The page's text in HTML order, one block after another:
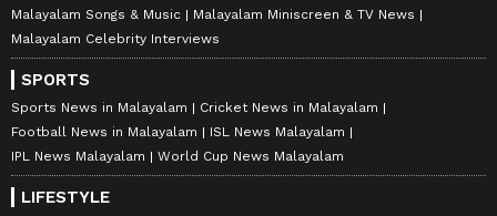
Malayalam Songs & Music
Malayalam Miniscreen & TV News
Malayalam Celebrity Interviews
SPORTS
Sports News in Malayalam
Cricket News in Malayalam
Football News in Malayalam
ISL News Malayalam
IPL News Malayalam
World Cup News Malayalam
LIFESTYLE